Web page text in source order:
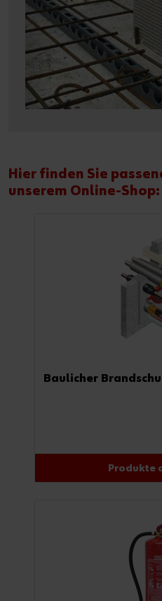
Hier finden Sie
unserem Online-Shop:
Baulicher
Produkte